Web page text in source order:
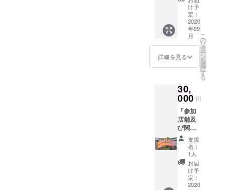
ます。
際、店
頭で現
物と交
換でき
ます。
※Tシャ
ツのサ
店頭に
てご相
さい。
※お酒は
開栓し
た状態
のもの
を店内
にてご
提供い
たしま
す。 ※
ト8枚を
ご提供
しま
す。 ※
チケッ
トはご
来店の
際、店
換でき
ます。
※飲み放
題はチ
ケット1
枚につ
きお一
人様分
とさせ
ていた
だきま
す。 ※
有効期
け予
定：
2020
年09
月
詳細を見る
こ
の
リ
タ
ー
ン
を
選
択
す
る
30,
000 円
「参加
店舗及
び関係
媒体に
てご支
援者様
の紹介
+チャリ
ティス
テッ
支援
者：
1人
お届
け予
定：
2020